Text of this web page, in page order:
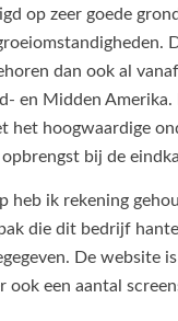
op zeer goede
dan ook al
en Midden
het hoogwaardige
bij de
heb ik rekening
die dit bedrijf
De website is
ook een aantal